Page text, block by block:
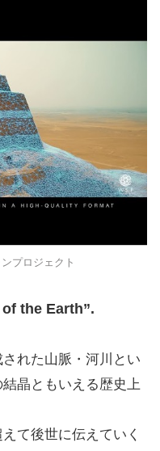
プロジェクト
the Earth”.
れた山脈・河川とい
晶ともいえる歴史上
て後世に伝えていく